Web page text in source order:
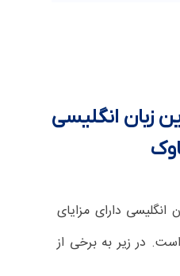
زبان انگلیسی
انگلیسی دارای مزایای
است. در زیر به برخی از